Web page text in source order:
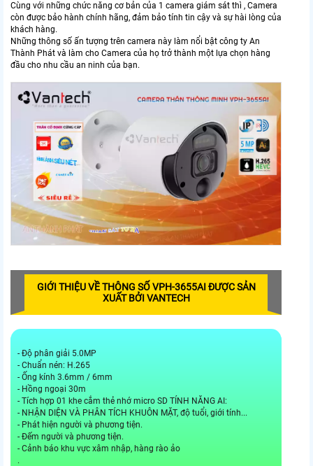
Cùng với những chức năng cơ bản của 1 camera giám sát thì , Camera
còn được bảo hành chính hãng, đảm bảo tính tin cậy và sự hài lòng của
khách hàng.
Những thông số ấn tượng trên camera này làm nổi bật công ty An
Thành Phát và làm cho Camera của họ trở thành một lựa chọn hàng
đầu cho nhu cầu an ninh của bạn.
GIỚI THIỆU VỀ THÔNG SỐ VPH-3655AI ĐƯỢC SẢN
XUẤT BỞI VANTECH
- Độ phân giải 5.0MP
- Chuẩn nén: H.265
- Ống kính 3.6mm / 6mm
- Hồng ngoại 30m
- Tích hợp 01 khe cắm thẻ nhớ micro SD TÍNH NĂNG AI:
- NHẬN DIỆN VÀ PHÂN TÍCH KHUÔN MẶT, độ tuổi, giới tính...
- Phát hiện người và phương tiện.
- Đếm người và phương tiện.
- Cảnh báo khu vực xâm nhập, hàng rào ảo
.